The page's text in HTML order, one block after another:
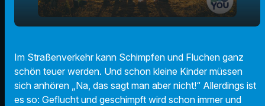
play_arrow und Fluchen🤬
00:00 03:21
Im Straßenverkehr kann Schimpfen und Fluchen ganz
schön teuer werden. Und schon kleine Kinder müssen
sich anhören „Na, das sagt man aber nicht!“ Allerdings ist
es so: Geflucht und geschimpft wird schon immer und